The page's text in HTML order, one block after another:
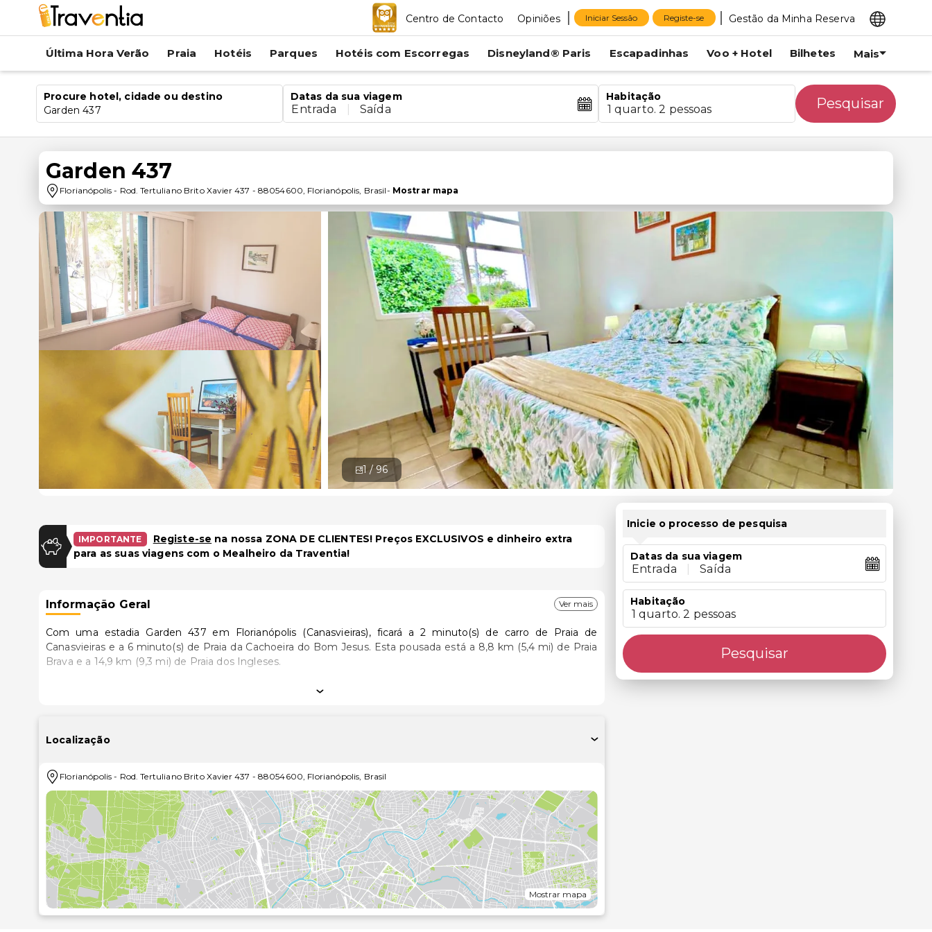
Centro de Contacto Opiniões Iniciar Sessão Registe-se Gestão da Minha Reserva
Última Hora Verão Praia Hotéis Parques Hotéis com Escorregas Disneyland® Paris Escapadinhas Voo + Hotel Bilhetes Mais
Procure hotel, cidade ou destino
Garden 437
Datas da sua viagem
Entrada Saída
Habitação
1 quarto. 2 pessoas Pesquisar
Garden 437
Florianópolis - Rod. Tertuliano Brito Xavier 437 - 88054600, Florianópolis, Brasil- Mostrar mapa
1 /96
IMPORTANTE Registe-se na nossa ZONA DE CLIENTES! Preços EXCLUSIVOS e dinheiro extra
para as suas viagens com o Mealheiro da Traventia!
Informação Geral Ver mais
Com uma estadia Garden 437 em Florianópolis (Canasvieiras), ficará a 2 minuto(s) de carro de Praia de
Canasvieiras e a 6 minuto(s) de Praia da Cachoeira do Bom Jesus. Esta pousada está a 8,8 km (5,4 mi) de Praia
Brava e a 14,9 km (9,3 mi) de Praia dos Ingleses.
Sinta-se em casa num dos 21 quartos com ar condicionado e Smart TV. O acesso à internet sem fios permite-
cortinas/cortinados opacos. A limpeza dos quartos é efetuada diária.
vistas a partir do jardim.
Para recarregar baterias, dirija-se ao restaurante dGarden 437. A pousada serve pequenos-almoços preparados
no momento diariamente entre as 8:00 e as 10:00 mediante uma sobretaxa.
A receção está aberta durante um horário limitado. Há estacionamento grátis no local.
As distâncias são apresentadas à 0,1 milha e ao quilómetro mais próximo.
Praia de Canasvieiras - 1,3 km/0,8 mi
Igreja de São Francisco de Paula - 1,9 km/1,2 mi
Localização
Florianópolis - Rod. Tertuliano Brito Xavier 437 - 88054600, Florianópolis, Brasil
Mostrar mapa
Inicie o processo de pesquisa
Datas da sua viagem
Entrada Saída
Habitação
1 quarto. 2 pessoas
Pesquisar